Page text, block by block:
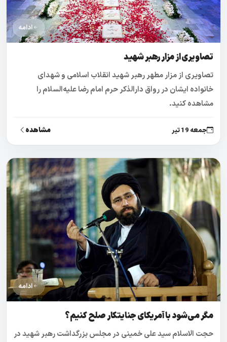
ادامه
تصاویری از مزار رهبر شهید
تصاویری از مزار مطهر رهبر شهید انقلاب اسلامی و شهدای
خانواده ایشان در رواق دارالذکر حرم امام رضا علیه‌السلام را
مشاهده کنید.
جمعه 19 تیر مشاهده
ادامه
مگر می‌شود با آمریکای جنایتکار صلح کنیم؟
حجت الاسلام سید علی خمینی در مجلس بزرگداشت رهبر شهید در